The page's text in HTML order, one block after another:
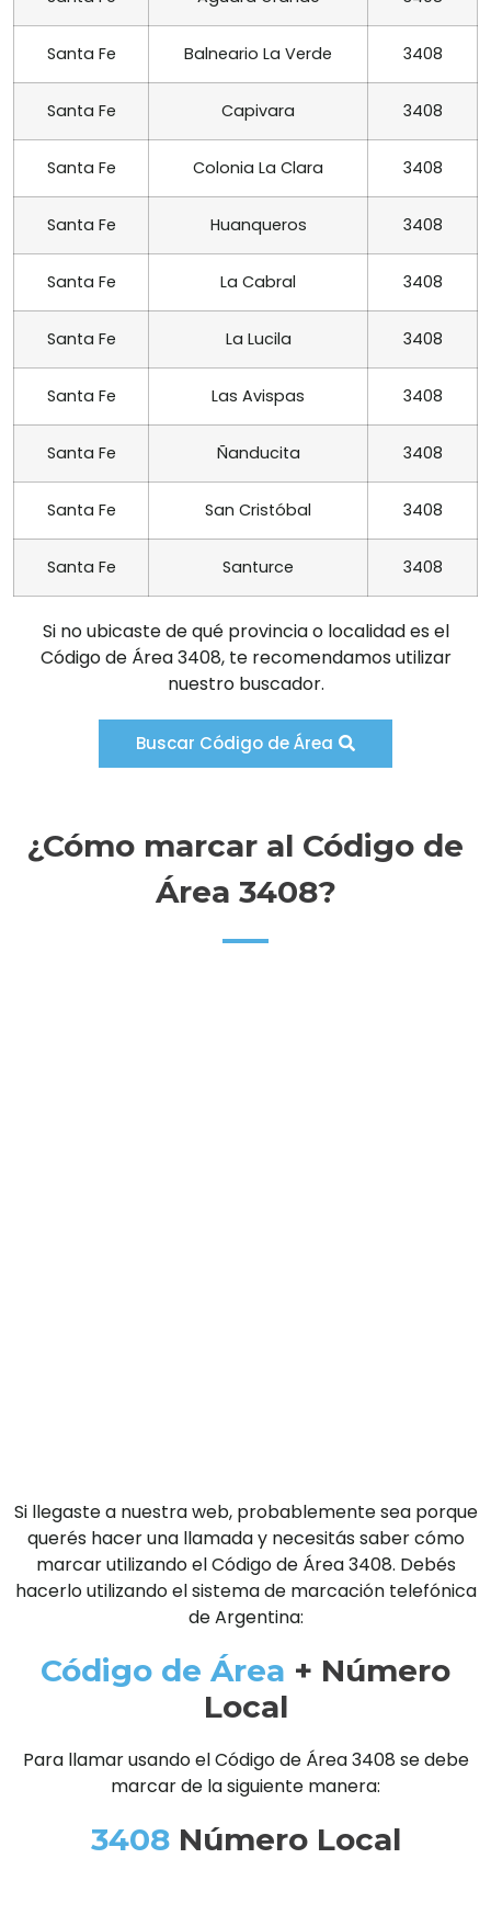
Santa Fe Balneario La Verde 3408
Santa Fe Capivara 3408
Santa Fe Colonia La Clara 3408
Santa Fe Huanqueros 3408
Santa Fe La Cabral 3408
Santa Fe La Lucila 3408
Santa Fe Las Avispas 3408
Santa Fe Ñanducita 3408
Santa Fe San Cristóbal 3408
Santa Fe Santurce 3408
Si no ubicaste de qué provincia o localidad es el
Código de Área 3408, te recomendamos utilizar
nuestro buscador.
Buscar Código de Área
¿Cómo marcar al Código de
Área 3408?
Si llegaste a nuestra web, probablemente sea porque
querés hacer una llamada y necesitás saber cómo
marcar utilizando el Código de Área 3408. Debés
hacerlo utilizando el sistema de marcación telefónica
de Argentina:
Código de Área + Número
Local
Para llamar usando el Código de Área 3408 se debe
marcar de la siguiente manera:
3408Número Local